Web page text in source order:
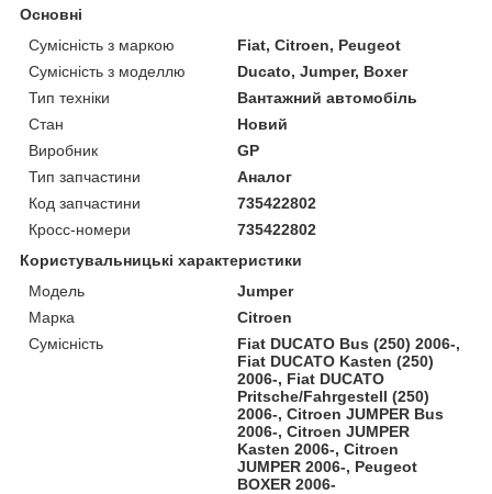
Основні
Сумісність з маркою
Fiat, Citroen, Peugeot
Сумісність з моделлю
Ducato, Jumper, Boxer
Тип техніки
Вантажний автомобіль
Стан
Новий
Виробник
GP
Тип запчастини
Аналог
Код запчастини
735422802
Кросс-номери
735422802
Користувальницькі характеристики
Модель
Jumper
Марка
Citroen
Сумісність
Fiat DUCATO Bus (250) 2006-,
Fiat DUCATO Kasten (250)
2006-, Fiat DUCATO
Pritsche/Fahrgestell (250)
2006-, Citroen JUMPER Bus
2006-, Citroen JUMPER
Kasten 2006-, Citroen
JUMPER 2006-, Peugeot
BOXER 2006-